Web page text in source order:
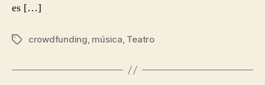
es […]
Etiquetas
crowdfunding, música, Teatro